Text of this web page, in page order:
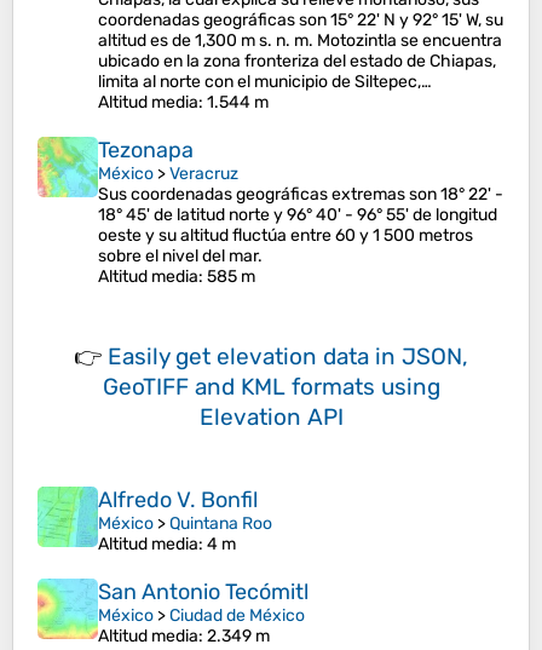
coordenadas geográficas son 15° 22' N y 92° 15' W, su
altitud es de 1,300 m s. n. m. Motozintla se encuentra
ubicado en la zona fronteriza del estado de Chiapas,
limita al norte con el municipio de Siltepec,…
Altitud media: 1.544 m
Tezonapa
México >Veracruz
Sus coordenadas geográficas extremas son 18° 22' -
18° 45' de latitud norte y 96° 40' - 96° 55' de longitud
oeste y su altitud fluctúa entre 60 y 1 500 metros
sobre el nivel del mar.
Altitud media: 585 m
👉 Easily get elevation data in JSON,
GeoTIFF and KML formats using
Elevation API
Alfredo V. Bonfil
México >Quintana Roo
Altitud media: 4 m
San Antonio Tecómitl
México >Ciudad de México
Altitud media: 2.349 m